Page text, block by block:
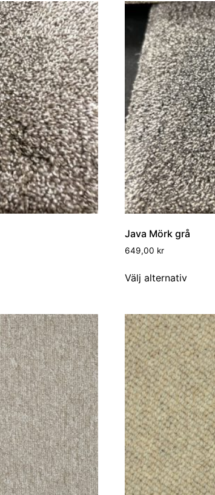
Java Mörk grå
649,00 kr
Välj alternativ